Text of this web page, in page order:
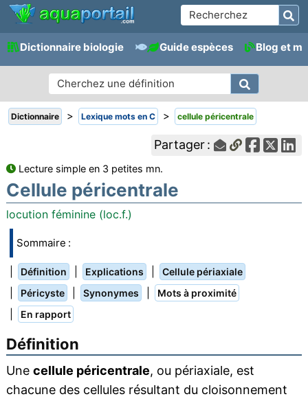
Dictionnaire biologie Guide espèces Blog et
Dictionnaire > Lexique mots en C > cellule péricentrale
Partager :
Lecture simple en 3 petites mn.
Cellule péricentrale
locution féminine (loc.f.)
Sommaire :
Définition Explications Cellule périaxiale
Péricyste Synonymes Mots à proximité
En rapport
Définition
Une cellule péricentrale, ou périaxiale, est
chacune des cellules résultant du cloisonnement